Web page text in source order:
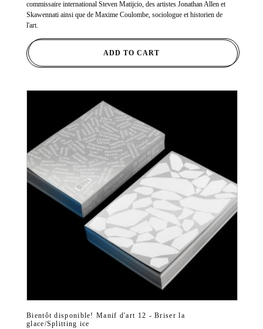
commissaire international Steven Matijcio, des artistes Jonathan Allen et
Skawennati ainsi que de Maxime Coulombe, sociologue et historien de
l'art.
ADD TO CART
Bientôt disponible! Manif d'art 12 - Briser la
glace/Splitting ice